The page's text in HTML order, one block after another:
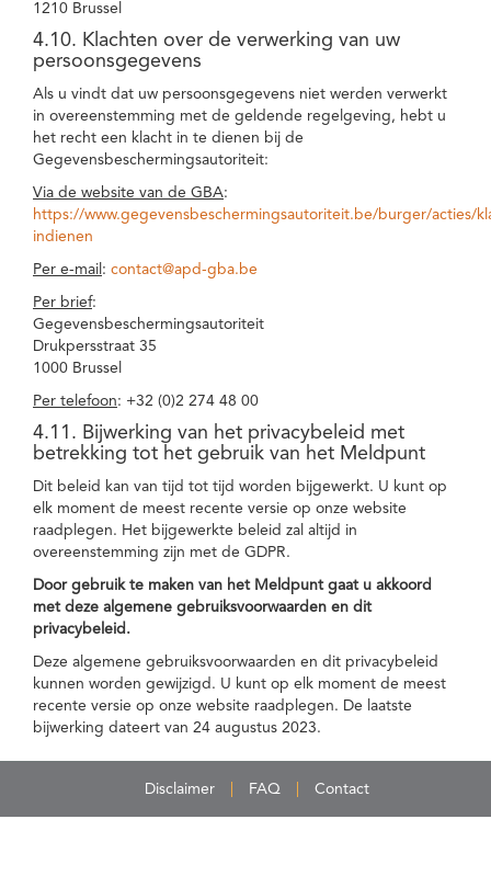
1210 Brussel
4.10. Klachten over de verwerking van uw
persoonsgegevens
Als u vindt dat uw persoonsgegevens niet werden verwerkt
in overeenstemming met de geldende regelgeving, hebt u
het recht een klacht in te dienen bij de
Gegevensbeschermingsautoriteit:
Via de website van de GBA:
https://www.gegevensbeschermingsautoriteit.be/burger/acties/
indienen
Per e-mail : contact@apd-gba.be
Per brief:
Gegevensbeschermingsautoriteit
Drukpersstraat 35
1000 Brussel
Per telefoon: +32 (0)2 274 48 00
4.11. Bijwerking van het privacybeleid met
betrekking tot het gebruik van het Meldpunt
Dit beleid kan van tijd tot tijd worden bijgewerkt. U kunt op
elk moment de meest recente versie op onze website
raadplegen. Het bijgewerkte beleid zal altijd in
overeenstemming zijn met de GDPR.
Door gebruik te maken van het Meldpunt gaat u akkoord
met deze algemene gebruiksvoorwaarden en dit
privacybeleid.
Deze algemene gebruiksvoorwaarden en dit privacybeleid
kunnen worden gewijzigd. U kunt op elk moment de meest
recente versie op onze website raadplegen. De laatste
bijwerking dateert van 24 augustus 2023.
Disclaimer FAQ Contact